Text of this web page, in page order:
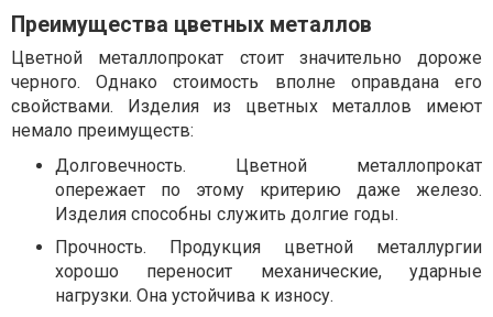
Преимущества цветных металлов
Цветной металлопрокат стоит значительно дороже
черного. Однако стоимость вполне оправдана его
свойствами. Изделия из цветных металлов имеют
немало преимуществ:
Долговечность. Цветной металлопрокат
опережает по этому критерию даже железо.
Изделия способны служить долгие годы.
Прочность. Продукция цветной металлургии
хорошо переносит механические, ударные
нагрузки. Она устойчива к износу.